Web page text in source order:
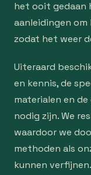
het ooit gedaan
aanleidingen
zodat het weer
Uiteraard
en kennis, de
materialen en
nodig zijn. We
waardoor we
methoden als
kunnen